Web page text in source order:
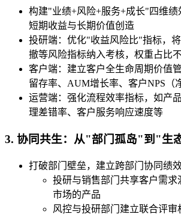
构建"业绩+风险+服务+成长"四维
短期收益与长期价值创造
投研端：优化"收益风险比"指标，
撤等风险指标纳入考核，权重占比
客户端：建立客户全生命周期价值
留存率、AUM增长率、客户NPS（
运营端：强化流程效率指标，如产
理差错率、客户服务响应速度等
3. 协同共生：从"部门孤岛"到"生
打破部门壁垒，建立跨部门协同绩
投研与销售部门共享客户需求
市场的产品
风控与投研部门建立联合评审